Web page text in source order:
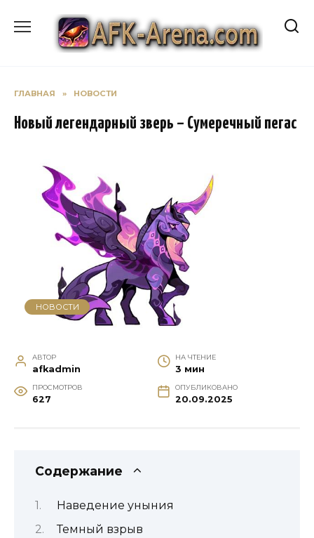
содержанию
ГЛАВНАЯ » НОВОСТИ
Новый легендарный зверь – Сумеречный пегас
НОВОСТИ
АВТОР
afkadmin
НА ЧТЕНИЕ
3 мин
ПРОСМОТРОВ
627
ОПУБЛИКОВАНО
20.09.2025
Содержание
Наведение уныния
Темный взрыв